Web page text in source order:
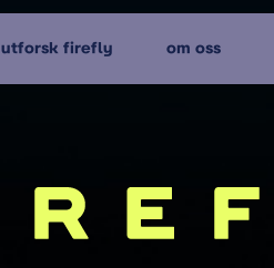
utforsk firefly om oss